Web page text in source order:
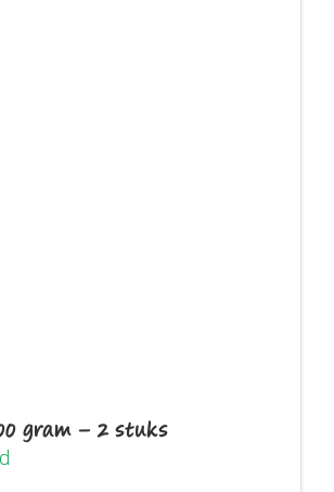
gram – 2 stuks